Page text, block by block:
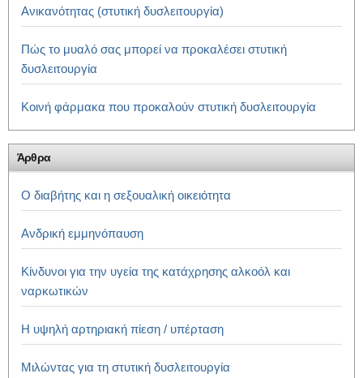
Ανικανότητας (στυτική δυσλειτουργία)
Πώς το μυαλό σας μπορεί να προκαλέσει στυτική
δυσλειτουργία
Κοινή φάρμακα που προκαλούν στυτική δυσλειτουργία
Άρθρα
Ο διαβήτης και η σεξουαλική οικειότητα
Ανδρική εμμηνόπαυση
Κίνδυνοι για την υγεία της κατάχρησης αλκοόλ και
ναρκωτικών
Η υψηλή αρτηριακή πίεση / υπέρταση
Μιλώντας για τη στυτική δυσλειτουργία